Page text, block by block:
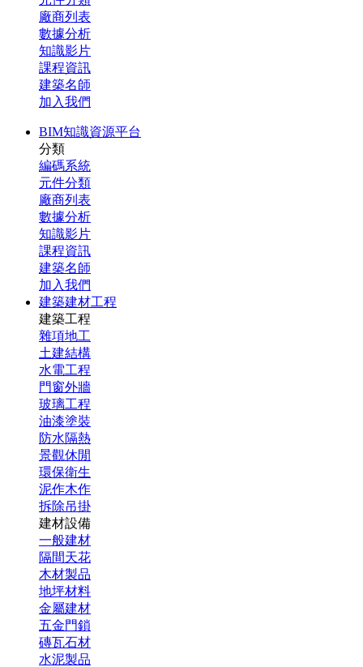
廠商列表
數據分析
知識影片
課程資訊
建築名師
加入我們
BIM知識資源平台
分類
編碼系統
元件分類
廠商列表
數據分析
知識影片
課程資訊
建築名師
加入我們
建築建材工程
建築工程
雜項地工
土建結構
水電工程
門窗外牆
玻璃工程
油漆塗裝
防水隔熱
景觀休閒
環保衛生
泥作木作
拆除吊掛
建材設備
一般建材
隔間天花
木材製品
地坪材料
金屬建材
五金門鎖
磚瓦石材
水泥製品